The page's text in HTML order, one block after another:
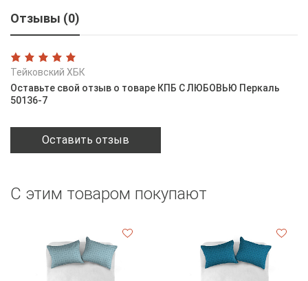
Отзывы (0)
Тейковский ХБК
Оставьте свой отзыв о товаре КПБ С ЛЮБОВЬЮ Перкаль
50136-7
Оставить отзыв
С этим товаром покупают